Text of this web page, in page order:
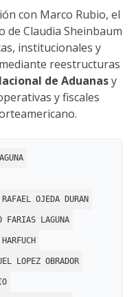
con Marco Rubio, el
Claudia Sheinbaum
institucionales y
reestructuras
de Aduanasy
y fiscales
RAFAEL OJEDA DURAN
FARIAS LAGUNA
LOPEZ OBRADOR